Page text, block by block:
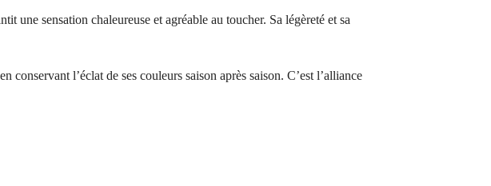
une sensation chaleureuse et agréable au toucher. Sa légèreté et sa
l’éclat de ses couleurs saison après saison. C’est l’alliance